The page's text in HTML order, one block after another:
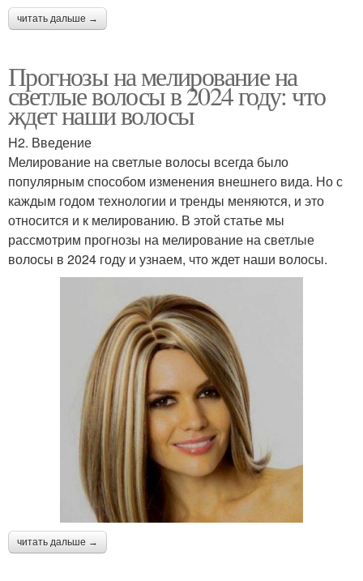
читать дальше →
Прогнозы на мелирование на
светлые волосы в 2024 году: что
ждет наши волосы
H2. Введение
Мелирование на светлые волосы всегда было
популярным способом изменения внешнего вида. Но с
каждым годом технологии и тренды меняются, и это
относится и к мелированию. В этой статье мы
рассмотрим прогнозы на мелирование на светлые
волосы в 2024 году и узнаем, что ждет наши волосы.
читать дальше →